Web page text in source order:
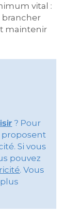
vital :
brancher
maintenir
? Pour
proposent
Si vous
pouvez
. Vous